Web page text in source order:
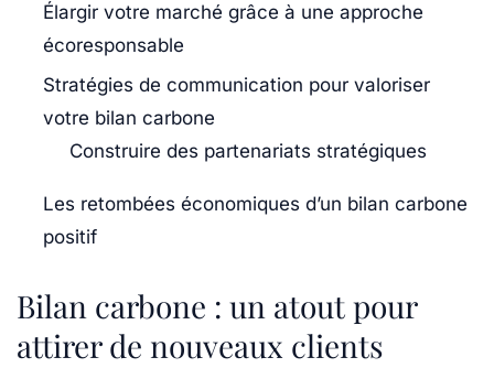
Élargir votre marché grâce à une approche
écoresponsable
Stratégies de communication pour valoriser
votre bilan carbone
Construire des partenariats stratégiques
Les retombées économiques d’un bilan carbone
positif
Bilan carbone : un atout pour
attirer de nouveaux clients